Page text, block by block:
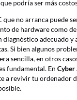
podría ser más
que no arranca puede
de hardware como
diagnóstico adecuado y
Si bien algunos
sencilla, en otros
fundamental. En Cyber
a revivir tu ordenador